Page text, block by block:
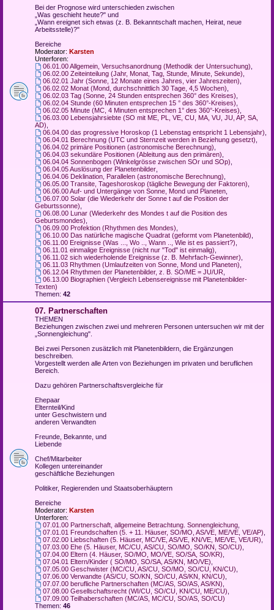
Bei der Prognose wird unterschieden zwischen
„Was geschieht heute?" und
„Wann ereignet sich etwas (z. B. Bekanntschaft machen, Heirat, neue
Arbeitsstelle)?"
Bereiche
Moderator: Karsten
Unterforen:
06.01.00 Allgemein, Versuchsanordnung (Methodik der Untersuchung)
06.02.00 Zeiteinteilung (Jahr, Monat, Tag, Stunde, Minute, Sekunde)
06.02.01 Jahr (Sonne, 12 Monate eines Jahres, vier Jahreszeiten)
06.02.02 Monat (Mond, durchschnittlich 30 Tage, 4,5 Wochen)
06.02.03 Tag (Sonne, 24 Stunden entsprechen 360° des Kreises)
06.02.04 Stunde (60 Minuten entsprechen 15 ° des 360°-Kreises)
06.02.05 Minute (MC, 4 Minuten entsprechen 1° des 360°-Kreises)
06.03.00 Lebensjahrsiebte (SO mit ME, PL, VE, CU, MA, VU, JU, AP, SA,
AD)
06.04.00 das progressive Horoskop (1 Lebenstag entspricht 1 Lebensjahr)
06.04.01 Berechnung (UTC und Sternzeit werden in Beziehung gesetzt)
06.04.02 primäre Positionen (astronomische Berechnung)
06.04.03 sekundäre Positionen (Ableitung aus den primären)
06.04.04 Sonnenbogen (Winkelgrösse zwischen SOr und SOp)
06.04.05 Auslösung der Planetenbilder,
06.04.06 Deklination, Parallelen (astronomische Berechnung)
06.05.00 Transite, Tageshoroskop (tägliche Bewegung der Faktoren)
06.06.00 Auf- und Untergänge von Sonne, Mond und Planeten,
06.07.00 Solar (die Wiederkehr der Sonne t auf die Position der
Geburtssonne)
06.08.00 Lunar (Wiederkehr des Mondes t auf die Position des
Geburtsmondes)
06.09.00 Profektion (Rhythmen des Mondes)
06.10.00 Das natürliche magische Quadrat (geformt vom Planetenbild)
06.11.00 Ereignisse (Was ..., Wo .., Wann .., Wie ist es passiert?)
06.11.01 einmalige Ereignisse (nicht nur "Tod" ist einmalig)
06.11.02 sich wiederholende Ereignisse (z. B. Mehrfach-Gewinner)
06.11.03 Rhythmen (Umlaufzeiten von Sonne, Mond und Planeten)
06.12.04 Rhythmen der Planetenbilder, z. B. SO/ME = JU/UR
06.13.00 Biographien (Vergleich Lebensereignisse mit Planetenbilder-
Texten)
Themen: 42
07. Partnerschaften
THEMEN
Beziehungen zwischen zwei und mehreren Personen untersuchen wir mit der
„Sonnengleichung".
Bei zwei Personen zusätzlich mit Planetenbildern, die Ergänzungen
beschreiben.
Vorgestellt werden alle Arten von Beziehungen im privaten und beruflichen
Bereich.
Dazu gehören Partnerschaftsvergleiche für
Ehepaar
Elternteil/Kind
unter Geschwistern und
anderen Verwandten
Freunde, Bekannte, und
Liebende
Chef/Mitarbeiter
Kollegen untereinander
geschäftliche Beziehungen
Politiker, Regierenden und Staatsoberhäuptern
Bereiche
Moderator: Karsten
Unterforen:
07.01.00 Partnerschaft, allgemeine Betrachtung. Sonnengleichung,
07.01.01 Freundschaften (5. + 11. Häuser, SO/MO, AS/VE, ME/VE, VE/AP)
07.02.00 Liebschaften (5. Häuser, MC/VE, AS/VE, KN/VE, ME/VE, VE/UR)
07.03.00 Ehe (5. Häuser, MC/CU, AS/CU, SO/MO, SO/KN, SO/CU)
07.04.00 Eltern (4. Häuser, SO/MO, MO/VE, SO/SA, SO/KR)
07.04.01 Eltern/Kinder ( SO/MO, SO/SA, AS/KN, MO/VE)
07.05.00 Geschwister (MC/CU, AS/CU, SO/MO, SO/CU, KN/CU)
07.06.00 Verwandte (AS/CU, SO/KN, SO/CU, AS/KN, KN/CU)
07.07.00 berufliche Partnerschaften (MC/AS, SO/AS, AS/KN)
07.08.00 Gesellschaftsrecht (WI/CU, SO/CU, KN/CU, ME/CU)
07.09.00 Teilhaberschaften (MC/AS, MC/CU, SO/AS, SO/CU)
Themen: 46